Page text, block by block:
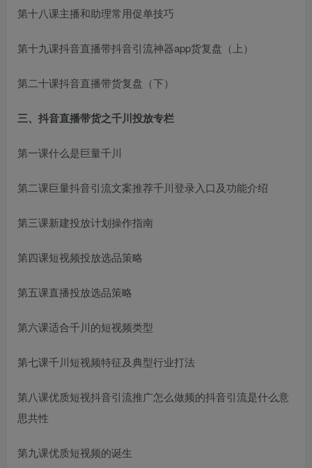
第十八课主播和助理常用促单技巧
第十九课抖音直播带抖音引流神器app货复盘（上）
第二十课抖音直播带货复盘（下）
三、抖音直播带货之千川投放专栏
第一课什么是巨量千川
第二课巨量抖音引流文案推荐千川登录入口及功能介绍
第三课新建投放计划操作指南
第四课短视频投放选品策略
第五课直播投放选品策略
第六课适合千川的短视频类型
第七课千川短视频特征及典型行业打法
第八课优质短视抖音引流推广怎么做频的抖音引流是什么意
思共性
第九课优质短视频的诞生